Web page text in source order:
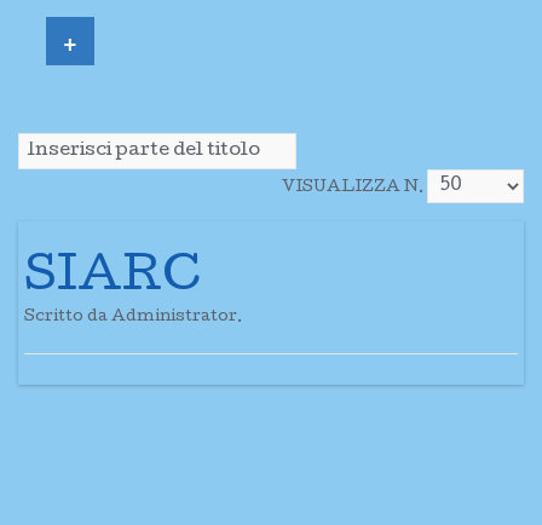
VISUALIZZA N.
SIARC
Scritto da Administrator.
+